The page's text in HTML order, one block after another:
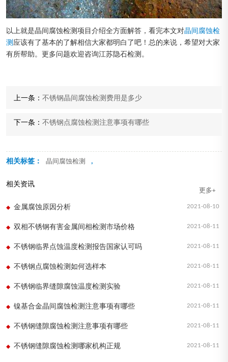
以上就是晶间腐蚀检测项目介绍全方面解答，看完本文对晶间腐蚀检
测 应该有了基本的了解相信大家都明白了吧！总的来说，希望对大家
有所帮助。更多问题欢迎咨询江苏隐石检测。
上一条： 不锈钢晶间腐蚀检测费用是多少
下一条： 不锈钢点腐蚀检测注意事项有哪些
相关标签： 晶间腐蚀检测 ,
相关资讯
更多+
2021-08-10
金属腐蚀原因分析
2021-08-11
双相不锈钢有害金属间相检测市场价格
2021-08-11
不锈钢临界点蚀温度检测报告国家认可吗
2021-08-11
不锈钢点腐蚀检测如何选样本
2021-08-11
不锈钢临界缝隙腐蚀温度检测实验
2021-08-11
镍基合金晶间腐蚀检测注意事项有哪些
2021-08-11
不锈钢缝隙腐蚀检测注意事项有哪些
2021-08-11
不锈钢缝隙腐蚀检测哪家机构正规